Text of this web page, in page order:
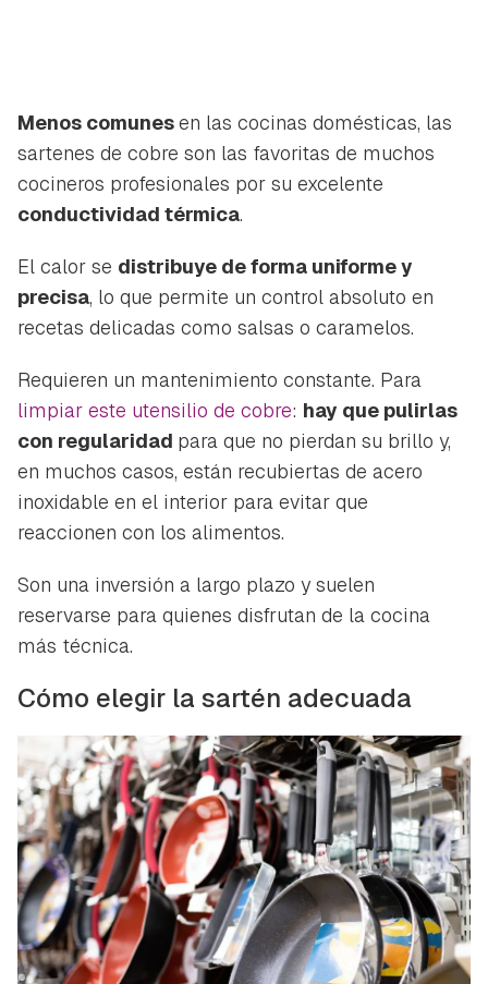
Menos comunesen las cocinas domésticas, las
sartenes de cobre son las favoritas de muchos
cocineros profesionales por su excelente
conductividad térmica.
El calor se distribuye de forma uniforme y
precisa, lo que permite un control absoluto en
recetas delicadas como salsas o caramelos.
Requieren un mantenimiento constante. Para
limpiar este utensilio de cobre: hay que pulirlas
con regularidad para que no pierdan su brillo y,
en muchos casos, están recubiertas de acero
inoxidable en el interior para evitar que
reaccionen con los alimentos.
Son una inversión a largo plazo y suelen
reservarse para quienes disfrutan de la cocina
más técnica.
Cómo elegir la sartén adecuada